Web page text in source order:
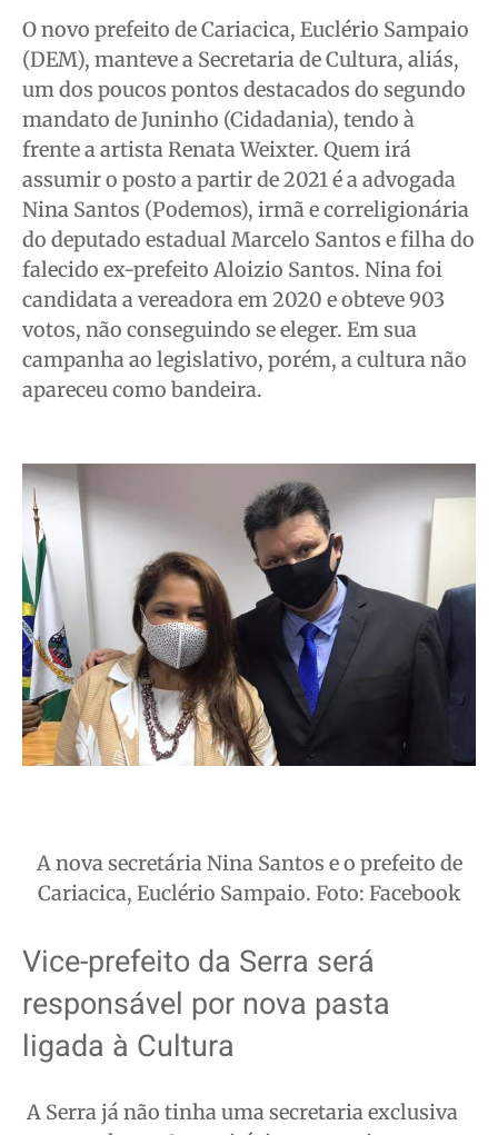
O novo prefeito de Cariacica, Euclério Sampaio
(DEM), manteve a Secretaria de Cultura, aliás,
um dos poucos pontos destacados do segundo
mandato de Juninho (Cidadania), tendo à
frente a artista Renata Weixter. Quem irá
assumir o posto a partir de 2021 é a advogada
Nina Santos (Podemos), irmã e correligionária
do deputado estadual Marcelo Santos e filha do
falecido ex-prefeito Aloizio Santos. Nina foi
candidata a vereadora em 2020 e obteve 903
votos, não conseguindo se eleger. Em sua
campanha ao legislativo, porém, a cultura não
apareceu como bandeira.
A nova secretária Nina Santos e o prefeito de
Cariacica, Euclério Sampaio. Foto: Facebook
Vice-prefeito da Serra será
responsável por nova pasta
ligada à Cultura
A Serra já não tinha uma secretaria exclusiva